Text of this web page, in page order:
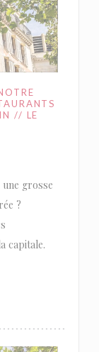
// LE
grosse
?
capitale.
WINDOW))